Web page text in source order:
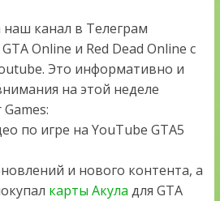
наш канал в Телеграм
Online и Red Dead Online с
Это информативно и
на этой неделе
по игре на YouTube GTA5
и нового контента, а
карты Акула для GTA